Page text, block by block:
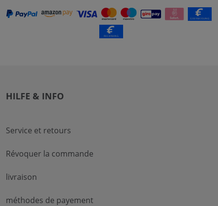
HILFE & INFO
Service et retours
Révoquer la commande
livraison
méthodes de payement